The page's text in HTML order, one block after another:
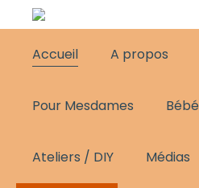
Accueil A propos
Pour Mesdames
Ateliers / DIY Médias